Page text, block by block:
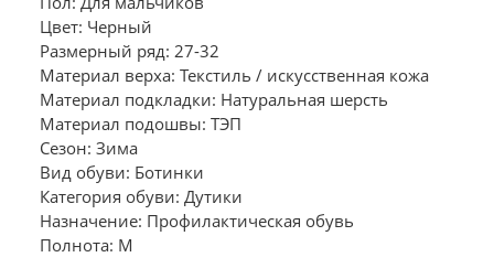
Цвет: Черный
Размерный ряд: 27-32
Материал верха: Текстиль / искусственная кожа
Материал подкладки: Натуральная шерсть
Материал подошвы: ТЭП
Сезон: Зима
Вид обуви: Ботинки
Категория обуви: Дутики
Назначение: Профилактическая обувь
Полнота: M